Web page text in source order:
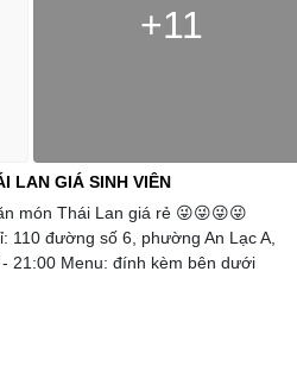
+11
LAN GIÁ SINH VIÊN
món Thái Lan giá rẻ 😜😜😜😜
110 đường số 6, phường An Lạc A,
21:00 Menu: đính kèm bên dưới